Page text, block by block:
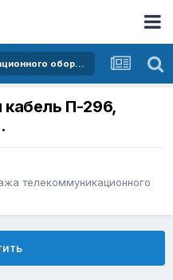
Покупка и продажа телекоммуникационного оборудования
П-296,
телекоммуникационного